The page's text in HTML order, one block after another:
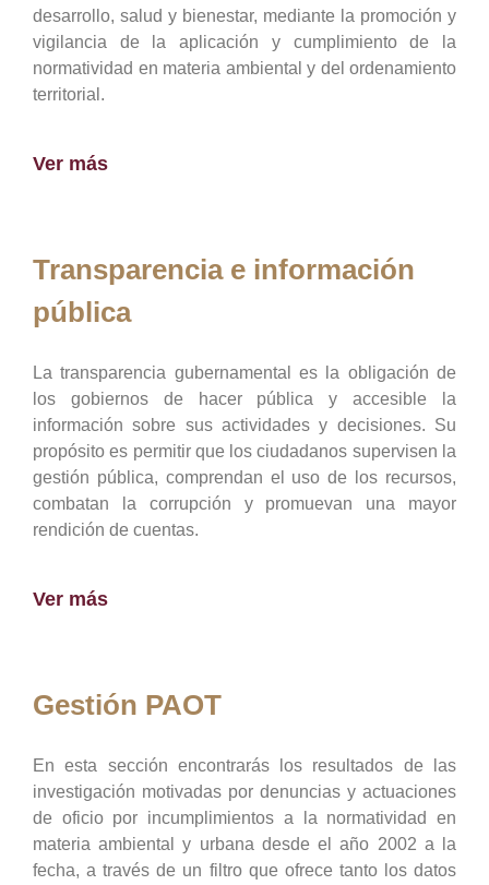
desarrollo, salud y bienestar, mediante la promoción y
vigilancia de la aplicación y cumplimiento de la
normatividad en materia ambiental y del ordenamiento
territorial.
Ver más
Transparencia e información
pública
La transparencia gubernamental es la obligación de
los gobiernos de hacer pública y accesible la
información sobre sus actividades y decisiones. Su
propósito es permitir que los ciudadanos supervisen la
gestión pública, comprendan el uso de los recursos,
combatan la corrupción y promuevan una mayor
rendición de cuentas.
Ver más
Gestión PAOT
En esta sección encontrarás los resultados de las
investigación motivadas por denuncias y actuaciones
de oficio por incumplimientos a la normatividad en
materia ambiental y urbana desde el año 2002 a la
fecha, a través de un filtro que ofrece tanto los datos